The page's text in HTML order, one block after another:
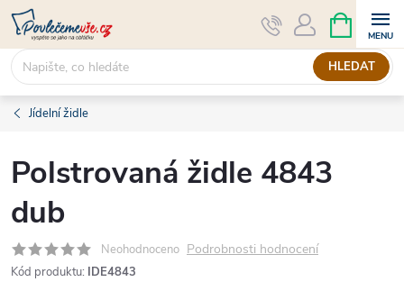
Přejít
obsah
HLEDAT
NÁKUPNÍ
KOŠÍK
Jídelní židle
Polstrovaná židle 4843
dub
Neohodnoceno Podrobnosti hodnocení
Kód produktu: IDE4843